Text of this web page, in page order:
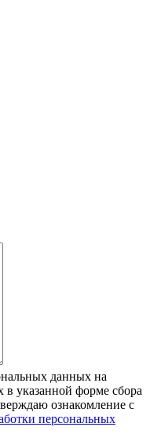
данных на
в указанной форме сбора
ознакомление с
персональных